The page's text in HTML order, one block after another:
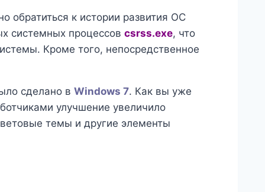
обратиться к истории развития ОС
системных процессов csrss.exe, что
Кроме того, непосредственное
сделано в Windows 7. Как вы уже
улучшение увеличило
темы и другие элементы